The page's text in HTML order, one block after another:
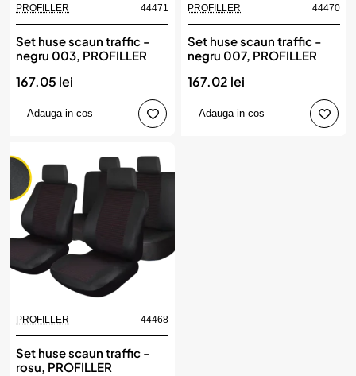
PROFILLER 44471
Set huse scaun traffic -
negru 003, PROFILLER
167.05 lei
Adauga in cos
PROFILLER 44470
Set huse scaun traffic -
negru 007, PROFILLER
167.02 lei
Adauga in cos
PROFILLER 44468
Set huse scaun traffic -
rosu, PROFILLER